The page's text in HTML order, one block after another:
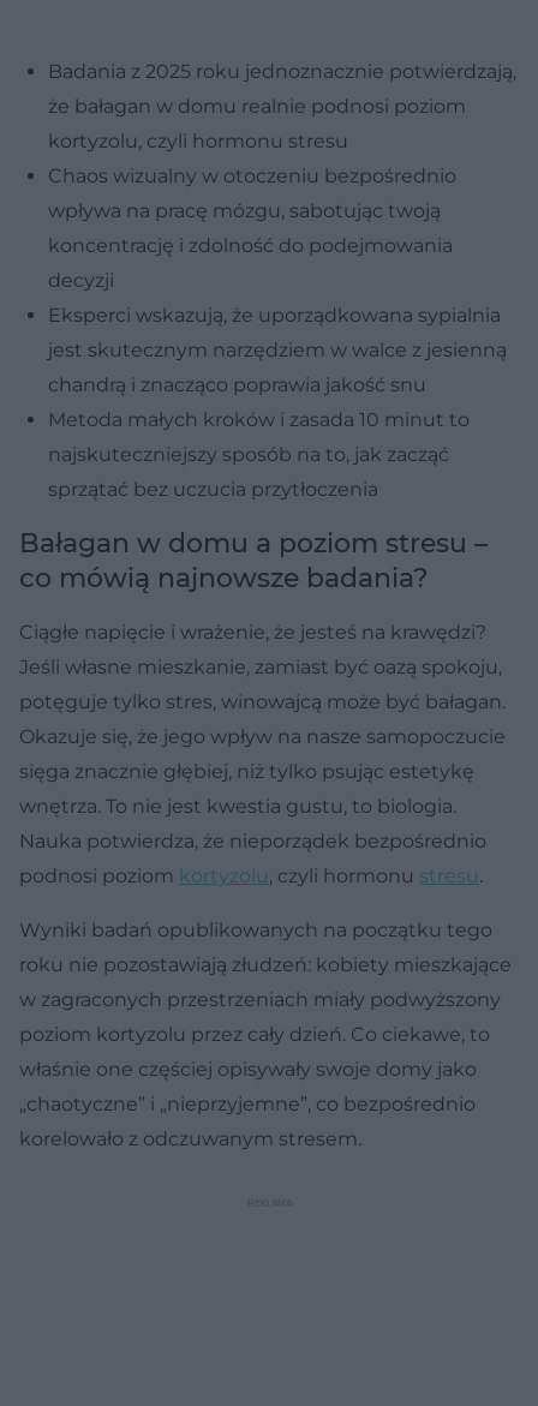
Badania z 2025 roku jednoznacznie potwierdzają,
że bałagan w domu realnie podnosi poziom
kortyzolu, czyli hormonu stresu
Chaos wizualny w otoczeniu bezpośrednio
wpływa na pracę mózgu, sabotując twoją
koncentrację i zdolność do podejmowania
decyzji
Eksperci wskazują, że uporządkowana sypialnia
jest skutecznym narzędziem w walce z jesienną
chandrą i znacząco poprawia jakość snu
Metoda małych kroków i zasada 10 minut to
najskuteczniejszy sposób na to, jak zacząć
sprzątać bez uczucia przytłoczenia
Bałagan w domu a poziom stresu –
co mówią najnowsze badania?
Ciągłe napięcie i wrażenie, że jesteś na krawędzi?
Jeśli własne mieszkanie, zamiast być oazą spokoju,
potęguje tylko stres, winowajcą może być bałagan.
Okazuje się, że jego wpływ na nasze samopoczucie
sięga znacznie głębiej, niż tylko psując estetykę
wnętrza. To nie jest kwestia gustu, to biologia.
Nauka potwierdza, że nieporządek bezpośrednio
podnosi poziom kortyzolu, czyli hormonu stresu.
Wyniki badań opublikowanych na początku tego
roku nie pozostawiają złudzeń: kobiety mieszkające
w zagraconych przestrzeniach miały podwyższony
poziom kortyzolu przez cały dzień. Co ciekawe, to
właśnie one częściej opisywały swoje domy jako
„chaotyczne” i „nieprzyjemne”, co bezpośrednio
korelowało z odczuwanym stresem.